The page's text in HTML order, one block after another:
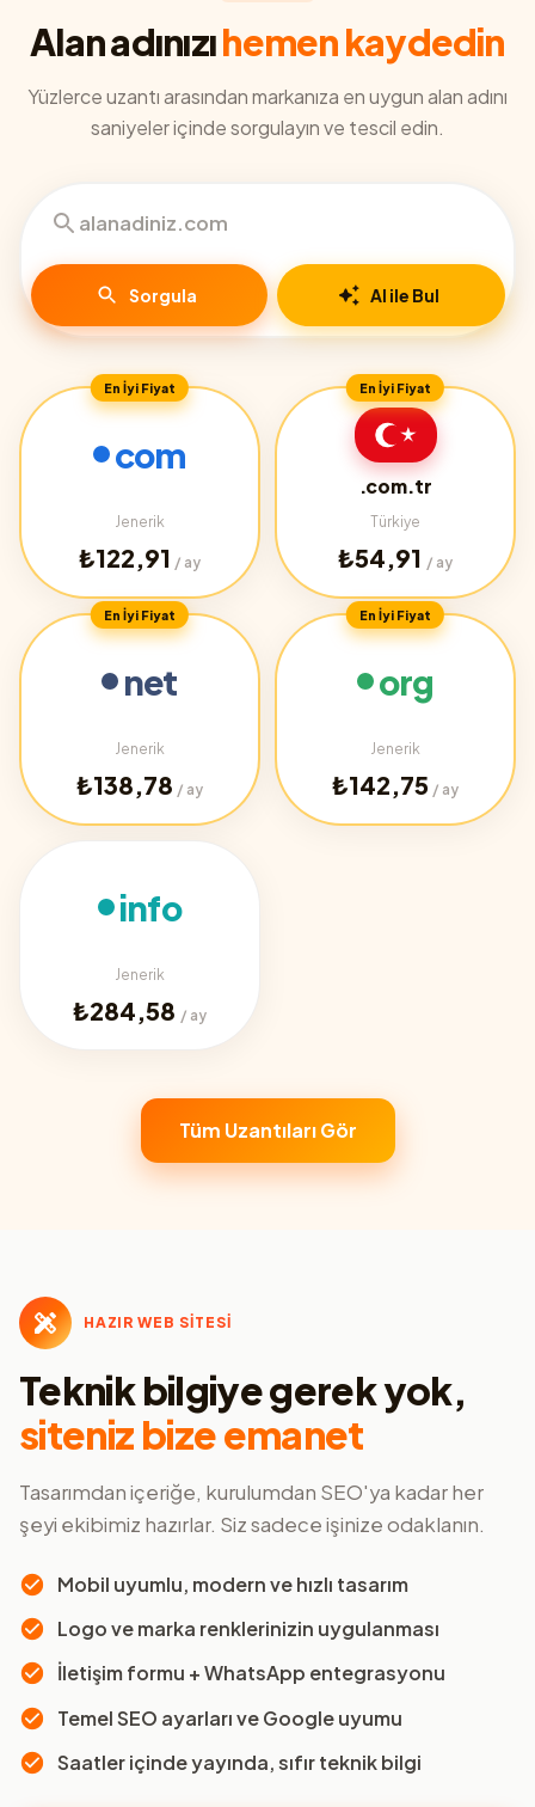
Alan adınızıhemen kaydedin
Yüzlerce uzantı arasından markanıza en uygun alan adını
saniyeler içinde sorgulayın ve tescil edin.
Sorgula AI ile Bul
En İyi Fiyat
com
Jenerik
₺122,91 / ay
En İyi Fiyat
.com.tr
Türkiye
₺54,91 / ay
En İyi Fiyat
net
Jenerik
₺138,78 / ay
En İyi Fiyat
org
Jenerik
₺142,75 / ay
info
Jenerik
₺284,58 / ay
Tüm Uzantıları Gör
HAZIR WEB SİTESİ
Teknik bilgiye gerek yok,
siteniz bize emanet
Tasarımdan içeriğe, kurulumdan SEO'ya kadar her
şeyi ekibimiz hazırlar. Siz sadece işinize odaklanın.
Mobil uyumlu, modern ve hızlı tasarım
Logo ve marka renklerinizin uygulanması
İletişim formu + WhatsApp entegrasyonu
Temel SEO ayarları ve Google uyumu
Saatler içinde yayında, sıfır teknik bilgi